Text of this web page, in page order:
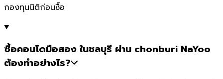
กองทุนนิติก่อนซื้อ
ซื้อคอนโดมือสอง ในชลบุรี ผ่าน chonburi NaYoo
ต้องทำอย่างไร?